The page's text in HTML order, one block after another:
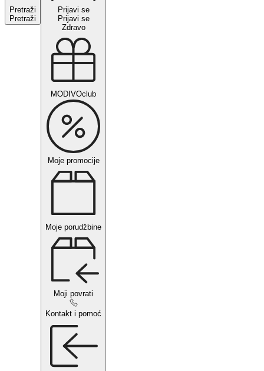
Pretraži
Pretraži
Prijavi se
Prijavi se
Zdravo
MODIVOclub
Moje promocije
Moje porudžbine
Moji povrati
Kontakt i pomoć